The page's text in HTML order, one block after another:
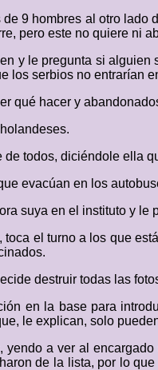
9 hombres al otro
pero este no quiere ni
y le pregunta si
los serbios no entrarían
qué hacer y
todos, diciéndole ella
evacúan en los
suya en el instituto y
el turno a los que
destruir todas las
en la base para
le explican, solo
a ver al
de la lista, por lo